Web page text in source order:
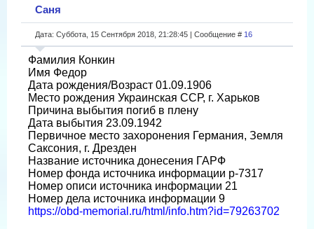
Саня
Дата: Суббота, 15 Сентября 2018, 21:28:45 | Сообщение # 16
Фамилия Конкин
Имя Федор
Дата рождения/Возраст 01.09.1906
Место рождения Украинская ССР, г. Харьков
Причина выбытия погиб в плену
Дата выбытия 23.09.1942
Первичное место захоронения Германия, Земля
Саксония, г. Дрезден
Название источника донесения ГАРФ
Номер фонда источника информации р-7317
Номер описи источника информации 21
Номер дела источника информации 9
https://obd-memorial.ru/html/info.htm?id=79263702